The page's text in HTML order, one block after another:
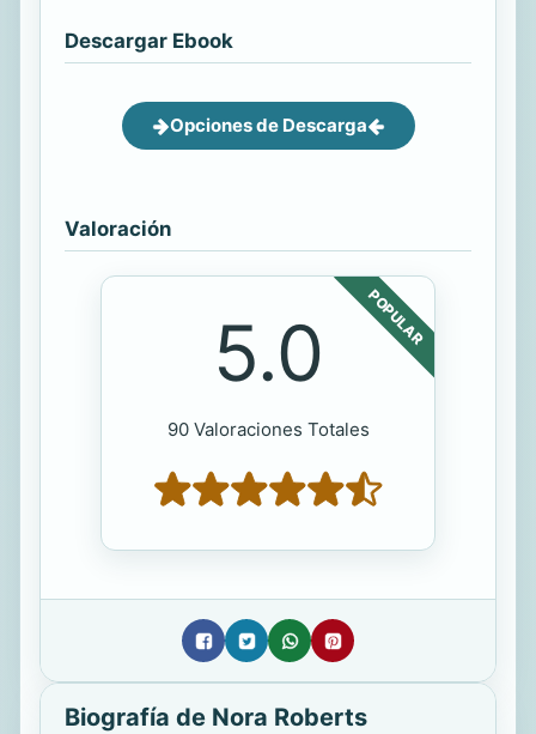
Descargar Ebook
Opciones de Descarga
Valoración
POPULAR
5.0
90 Valoraciones Totales
Biografía de Nora Roberts